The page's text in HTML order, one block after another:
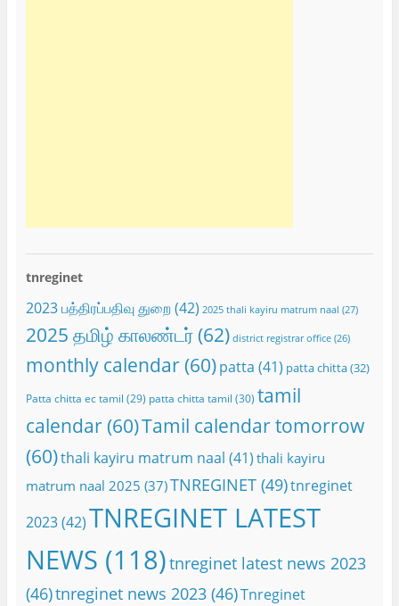
tnreginet
2023 பத்திரப்பதிவு துறை(42) 2025 thali kayiru matrum naal (27)
2025 தமிழ் காலண்டர்(62) district registrar office(26)
monthly calendar(60) patta (41) patta chitta(32)
Patta chitta ec tamil (29) patta chitta tamil (30) tamil
calendar(60)Tamil calendar tomorrow
(60)thali kayiru matrum naal (41) thali kayiru
matrum naal 2025 (37)TNREGINET(49)tnreginet
2023(42)TNREGINET LATEST
NEWS (118)tnreginet latest news 2023
(46)tnreginet news 2023(46)Tnreginet